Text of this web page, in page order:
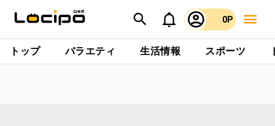
0P
トップ バラエティ 生活情報 スポーツ